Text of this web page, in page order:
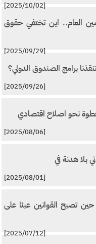
[2025/10/02]
العام.. اين تختفي حقوق
[2025/09/29]
برامج الصندوق الدولي؟
[2025/09/26]
خطوة نحو اصلاح اقتصادي
[2025/08/06]
بلا هدنة في
[2025/08/01]
حين تصبح القوانين عبئا على
[2025/07/12]